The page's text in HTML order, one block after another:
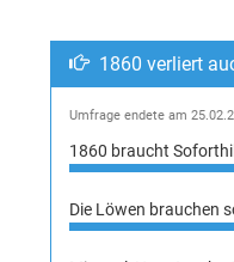
1860 verliert
Umfrage endete am
1860 braucht
Die Löwen brauchen